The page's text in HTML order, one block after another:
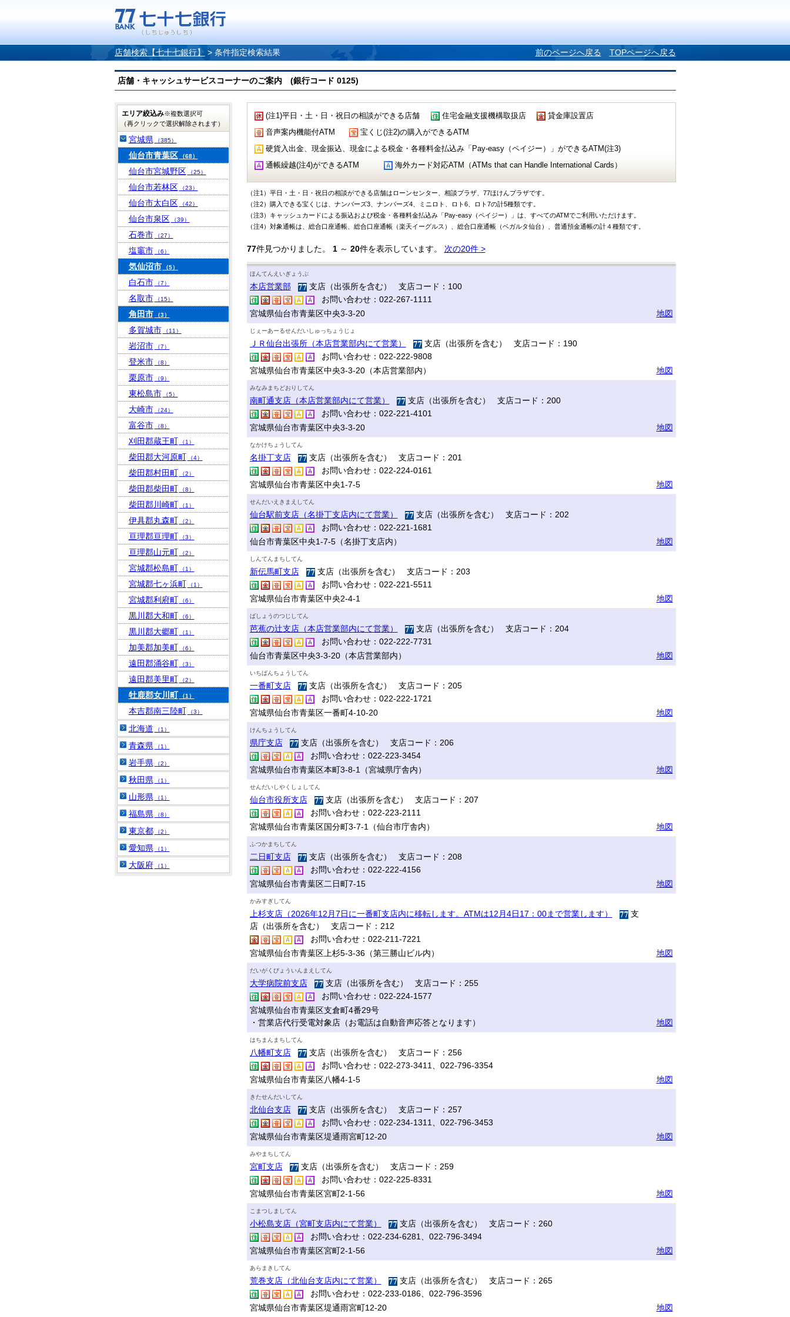
店舗検索【七十七銀行】 > 条件指定検索結果 前のページへ戻る TOPページへ戻る
店舗・キャッシュサービスコーナーのご案内 (銀行コード 0125)
(注1)平日・土・日・祝日の相談ができる店舗 住宅金融支援機構取扱店
貸金庫設置店
音声案内機能付ATM
宝くじ(注2)の購入ができるATM
硬貨入出金、現金振込、現金による税金・各種料金払込み「Pay-easy（ペイジー）」ができるATM(注3)
通帳繰越(注4)ができるATM
海外カード対応ATM（ATMs that can Handle International Cards）
（注1）平日・土・日・祝日の相談ができる店舗はローンセンター、相談プラザ、77ほけんプラザです。
（注2）購入できる宝くじは、ナンバーズ3、ナンバーズ4、ミニロト、ロト6、ロト7の計5種類です。
（注3）キャッシュカードによる振込および税金・各種料金払込み「Pay-easy（ペイジー）」は、すべてのATMでご利用いただけます。
（注4）対象通帳は、総合口座通帳、総合口座通帳（楽天イーグルス）、総合口座通帳（ベガルタ仙台）、普通預金通帳の計４種類です。
77件見つかりました。 1～ 20件を表示しています。 次の20件 >
ほんてんえいぎょうぶ
本店営業部
支店（出張所を含む） 支店コード：100
お問い合わせ：022-267-1111
宮城県仙台市青葉区中央3-3-20
地図
じぇーあーるせんだいしゅっちょうじょ
ＪＲ仙台出張所（本店営業部内にて営業）
支店（出張所を含む） 支店コード：190
お問い合わせ：022-222-9808
宮城県仙台市青葉区中央3-3-20（本店営業部内）
地図
みなみまちどおりしてん
南町通支店（本店営業部内にて営業）
支店（出張所を含む） 支店コード：200
お問い合わせ：022-221-4101
宮城県仙台市青葉区中央3-3-20
地図
なかけちょうしてん
名掛丁支店
支店（出張所を含む） 支店コード：201
お問い合わせ：022-224-0161
宮城県仙台市青葉区中央1-7-5
地図
せんだいえきまえしてん
仙台駅前支店（名掛丁支店内にて営業）
支店（出張所を含む） 支店コード：202
お問い合わせ：022-221-1681
仙台市青葉区中央1-7-5（名掛丁支店内）
地図
しんてんまちしてん
新伝馬町支店
支店（出張所を含む） 支店コード：203
お問い合わせ：022-221-5511
宮城県仙台市青葉区中央2-4-1
地図
ばしょうのつじしてん
芭蕉の辻支店（本店営業部内にて営業）
支店（出張所を含む） 支店コード：204
お問い合わせ：022-222-7731
仙台市青葉区中央3-3-20（本店営業部内）
地図
いちばんちょうしてん
一番町支店
支店（出張所を含む） 支店コード：205
お問い合わせ：022-222-1721
宮城県仙台市青葉区一番町4-10-20
地図
けんちょうしてん
県庁支店
支店（出張所を含む） 支店コード：206
お問い合わせ：022-223-3454
宮城県仙台市青葉区本町3-8-1（宮城県庁舎内）
地図
せんだいしやくしょしてん
仙台市役所支店
支店（出張所を含む） 支店コード：207
お問い合わせ：022-223-2111
宮城県仙台市青葉区国分町3-7-1（仙台市庁舎内）
地図
ふつかまちしてん
二日町支店
支店（出張所を含む） 支店コード：208
お問い合わせ：022-222-4156
宮城県仙台市青葉区二日町7-15
地図
かみすぎしてん
上杉支店（2026年12月7日に一番町支店内に移転します。ATMは12月4日17：00まで営業します）
支
店（出張所を含む） 支店コード：212
お問い合わせ：022-211-7221
宮城県仙台市青葉区上杉5-3-36（第三勝山ビル内）
地図
だいがくびょういんまえしてん
大学病院前支店
支店（出張所を含む） 支店コード：255
お問い合わせ：022-224-1577
宮城県仙台市青葉区支倉町4番29号
・営業店代行受電対象店（お電話は自動音声応答となります）
地図
はちまんまちしてん
八幡町支店
支店（出張所を含む） 支店コード：256
お問い合わせ：022-273-3411、022-796-3354
宮城県仙台市青葉区八幡4-1-5
地図
きたせんだいしてん
北仙台支店
支店（出張所を含む） 支店コード：257
お問い合わせ：022-234-1311、022-796-3453
宮城県仙台市青葉区堤通雨宮町12-20
地図
みやまちしてん
宮町支店
支店（出張所を含む） 支店コード：259
お問い合わせ：022-225-8331
宮城県仙台市青葉区宮町2-1-56
地図
こまつしましてん
小松島支店（宮町支店内にて営業）
支店（出張所を含む） 支店コード：260
お問い合わせ：022-234-6281、022-796-3494
宮城県仙台市青葉区宮町2-1-56
地図
あらまきしてん
荒巻支店（北仙台支店内にて営業）
支店（出張所を含む） 支店コード：265
お問い合わせ：022-233-0186、022-796-3596
宮城県仙台市青葉区堤通雨宮町12-20
地図
エリア絞込み※複数選択可
（再クリックで選択解除されます）
宮城県 （385）
仙台市青葉区 （68）
仙台市宮城野区 （25）
仙台市若林区 （23）
仙台市太白区 （42）
仙台市泉区 （39）
石巻市 （27）
塩竈市 （6）
気仙沼市 （5）
白石市 （7）
名取市 （15）
角田市 （3）
多賀城市 （11）
岩沼市 （7）
登米市 （8）
栗原市 （9）
東松島市 （5）
大崎市 （24）
富谷市 （8）
刈田郡蔵王町 （1）
柴田郡大河原町 （4）
柴田郡村田町 （2）
柴田郡柴田町 （8）
柴田郡川崎町 （1）
伊具郡丸森町 （2）
亘理郡亘理町 （3）
亘理郡山元町 （2）
宮城郡松島町 （1）
宮城郡七ヶ浜町 （1）
宮城郡利府町 （6）
黒川郡大和町 （6）
黒川郡大郷町 （1）
加美郡加美町 （6）
遠田郡涌谷町 （3）
遠田郡美里町 （2）
牡鹿郡女川町 （1）
本吉郡南三陸町 （3）
北海道 （1）
青森県 （1）
岩手県 （2）
秋田県 （1）
山形県 （1）
福島県 （8）
東京都 （2）
愛知県 （1）
大阪府 （1）